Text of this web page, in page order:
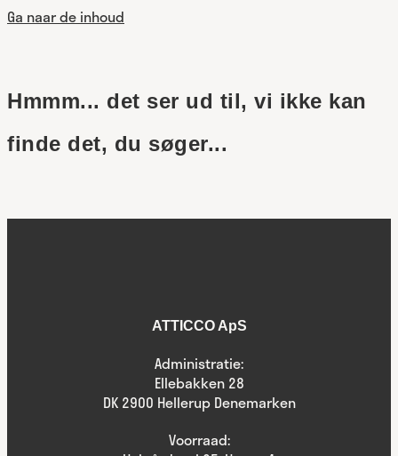
Ga naar de inhoud
Hmmm... det ser ud til, vi ikke kan
finde det, du søger...
ATTICCO ApS
Administratie:
Ellebakken 28
DK 2900 Hellerup Denemarken
Voorraad: